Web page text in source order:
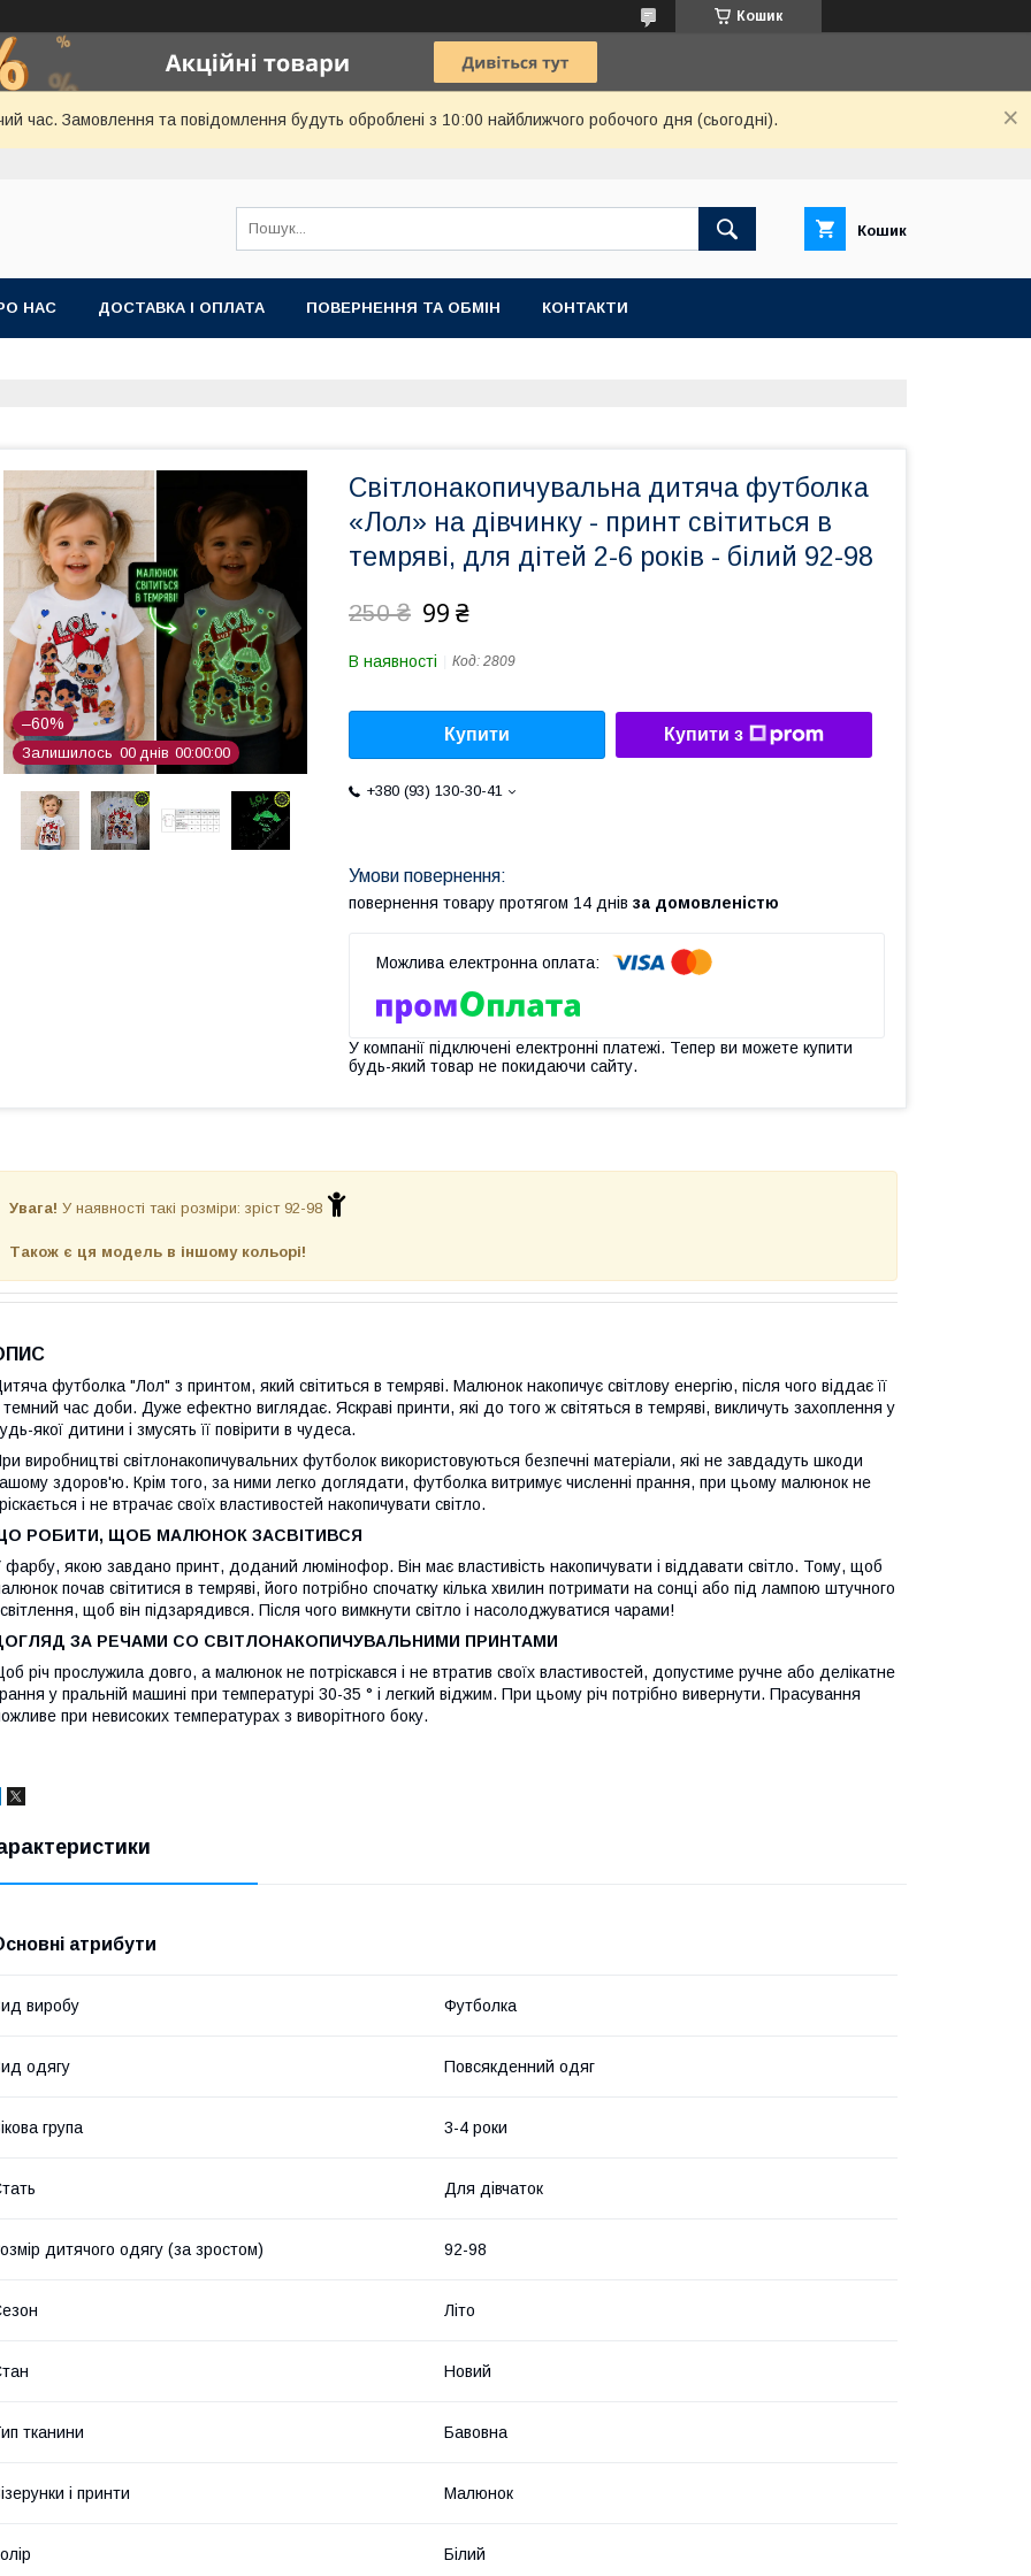
Кошик
час. Замовлення та повідомлення будуть оброблені з 10:00 найближчого робочого дня (сьогодні).
Кошик
НАС ДОСТАВКА І ОПЛАТА ПОВЕРНЕННЯ ТА ОБМІН КОНТАКТИ
–60%
Залишилось 00 днів 00 00 00
Світлонакопичувальна дитяча футболка
«Лол» на дівчинку - принт світиться в
темряві, для дітей 2-6 років - білий 92-98
250 ₴ 99 ₴
В наявності Код: 2809
Купити Купити з
+380 (93) 130-30-41
повернення товару протягом 14 днів за домовленістю
У компанії підключені електронні платежі. Тепер ви можете купити
будь-який товар не покидаючи сайту.
Увага! У наявності такі розміри: зріст 92-98
Також є ця модель в іншому кольорі!
футболка "Лол" з принтом, який світиться в темряві. Малюнок накопичує світлову енергію, після чого віддає її
темний час доби. Дуже ефектно виглядає. Яскраві принти, які до того ж світяться в темряві, викличуть захоплення у
якої дитини і змусять її повірити в чудеса.
виробництві світлонакопичувальних футболок використовуються безпечні матеріали, які не завдадуть шкоди
здоров'ю. Крім того, за ними легко доглядати, футболка витримує численні прання, при цьому малюнок не
і не втрачає своїх властивостей накопичувати світло.
РОБИТИ, ЩОБ МАЛЮНОК ЗАСВІТИВСЯ
фарбу, якою завдано принт, доданий люмінофор. Він має властивість накопичувати і віддавати світло. Тому, щоб
почав світитися в темряві, його потрібно спочатку кілька хвилин потримати на сонці або під лампою штучного
щоб він підзарядився. Після чого вимкнути світло і насолоджуватися чарами!
ЗА РЕЧАМИ СО СВІТЛОНАКОПИЧУВАЛЬНИМИ ПРИНТАМИ
річ прослужила довго, а малюнок не потріскався і не втратив своїх властивостей, допустиме ручне або делікатне
у пральній машині при температурі 30-35 ° і легкий віджим. При цьому річ потрібно вивернути. Прасування
при невисоких температурах з виворітного боку.
атрибути
виробу Футболка
одягу Повсякденний одяг
група 3-4 роки
Для дівчаток
дитячого одягу (за зростом) 92-98
Літо
Новий
тканини Бавовна
і принти Малюнок
Білий